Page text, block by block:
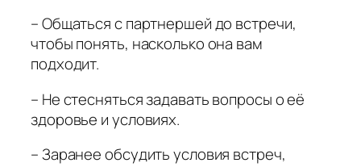
– Общаться с партнершей до встречи,
чтобы понять, насколько она вам
подходит.
– Не стесняться задавать вопросы о её
здоровье и условиях.
– Заранее обсудить условия встреч,